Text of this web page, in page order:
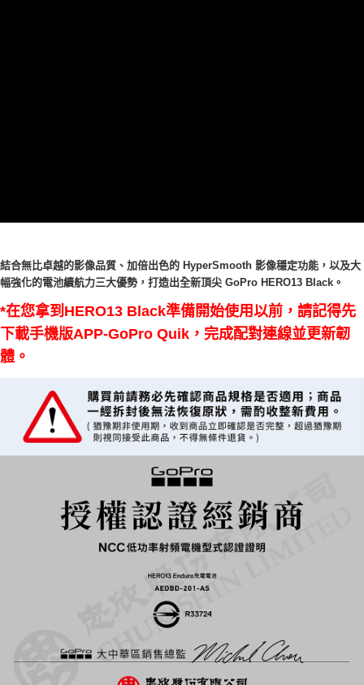
結合無比卓越的影像品質、加倍出色的 HyperSmooth 影像穩定功能，以及大
幅強化的電池續航力三大優勢，打造出全新頂尖 GoPro HERO13 Black。
*在您拿到HERO13 Black準備開始使用以前，請記得先
下載手機版APP-GoPro Quik，完成配對連線並更新韌
體。